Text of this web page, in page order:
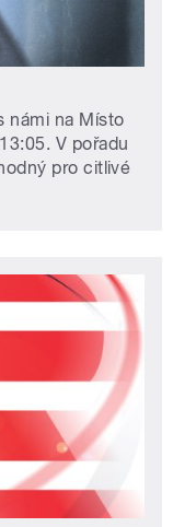
námi na Místo
V pořadu
pro citlivé